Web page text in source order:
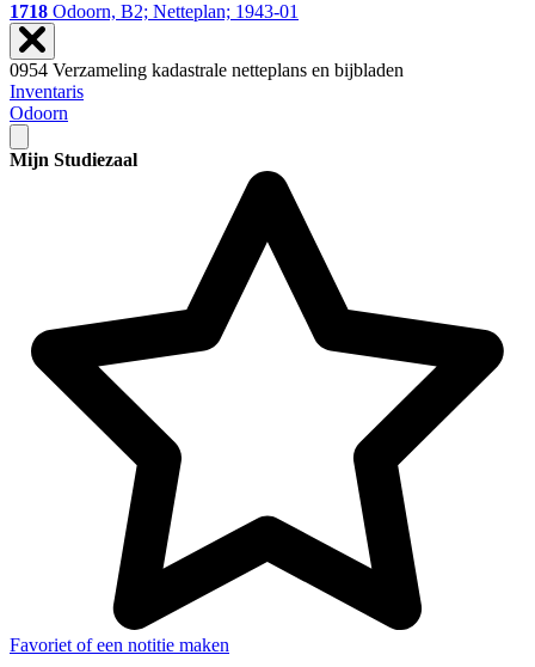
1718 Odoorn, B2; Netteplan; 1943-01
0954 Verzameling kadastrale netteplans en bijbladen
Inventaris
Odoorn
Mijn Studiezaal
Favoriet of een notitie maken